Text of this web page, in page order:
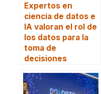
Expertos en
ciencia de datos e
IA valoran el rol de
los datos para la
toma de
decisiones